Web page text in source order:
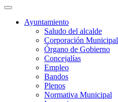
Ayuntamiento
Saludo del alcalde
Corporación Municipal
Órgano de Gobierno
Concejalías
Empleo
Bandos
Plenos
Normativa Municipal